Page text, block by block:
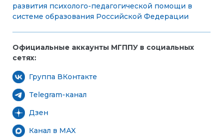
развития психолого-педагогической помощи в
системе образования Российской Федерации
Официальные аккаунты МГППУ в социальных
сетях:
Группа ВКонтакте
Telegram-канал
Дзен
Канал в MAX